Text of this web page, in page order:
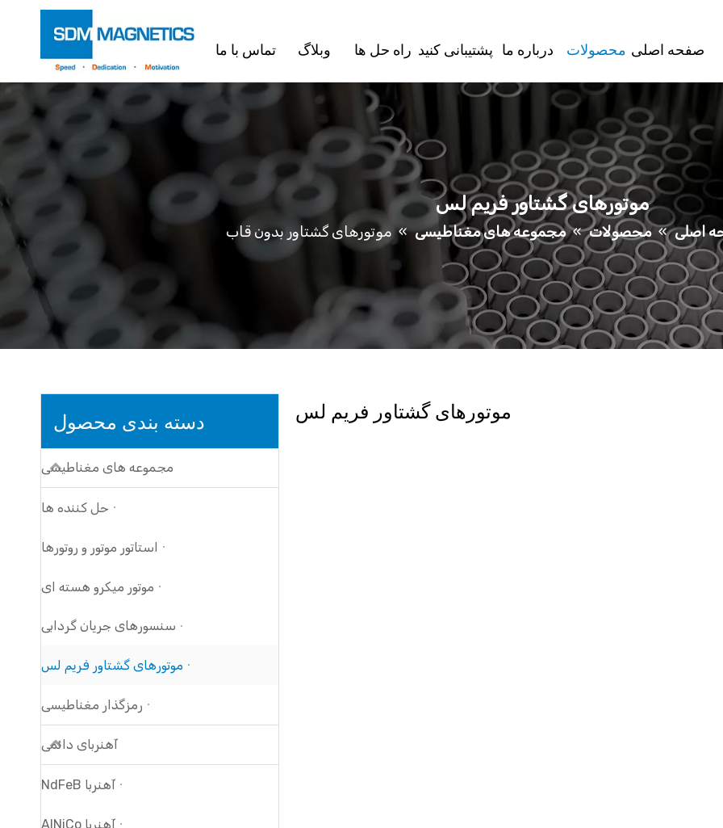
صفحه اصلی محصولات درباره ما پشتیبانی کنید راه حل ها وبلاگ تماس با ما
موتورهای گشتاور فریم لس
اصلی » محصولات » مجموعه های مغناطیسی » موتورهای گشتاور بدون قاب
دسته بندی محصول
مجموعه های مغناطیسی
حل کننده ها
استاتور موتور و روتورها
موتور میکرو هسته ای
سنسورهای جریان گردابی
موتورهای گشتاور فریم لس
رمزگذار مغناطیسی
آهنربای دائمی
آهنربا NdFeB
آهنربا AlNiCo
موتورهای گشتاور فریم لس